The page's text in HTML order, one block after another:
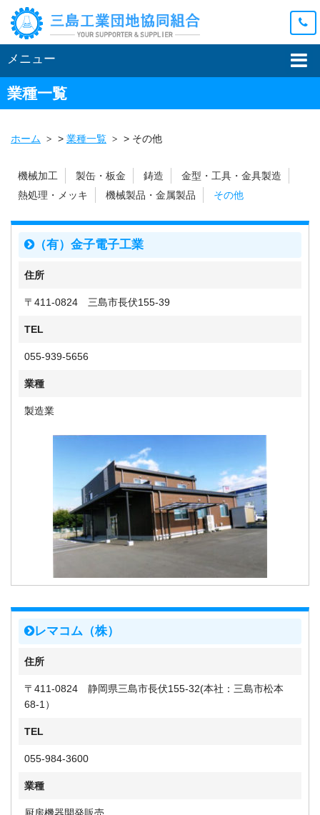
メニュー
業種一覧
ホーム > 業種一覧 > その他
機械加工 製缶・板金 鋳造
金型・工具・金具製造
熱処理・メッキ
機械製品・金属製品 その他
（有）金子電子工業
住所
〒411-0824 三島市長伏155-39
TEL
055-939-5656
業種
製造業
レマコム（株）
住所
〒411-0824 静岡県三島市長伏155-32(本社：三島市松本
68-1）
TEL
055-984-3600
業種